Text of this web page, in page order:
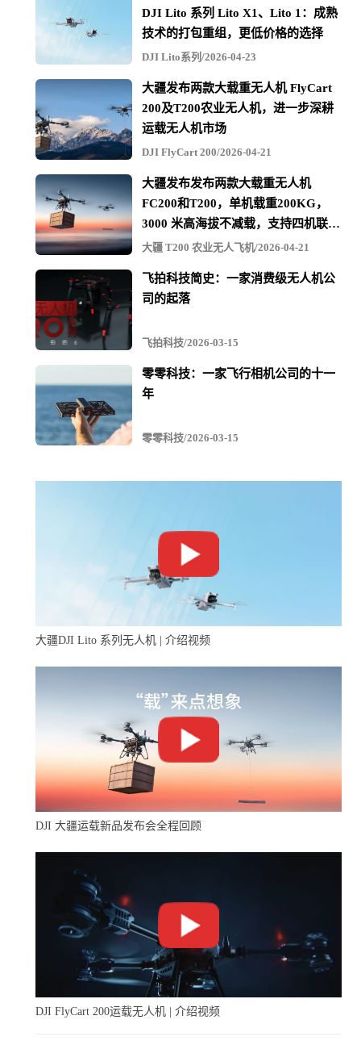
行隔离措施，将为无人机安装喊话器配合巡逻，而无人机
的使用最终可能在帮助抗击新冠病毒中发挥至关重要的作
遍使用无人机进行巡逻，制止人群聚集，甚至开始尝试使
用无人机进行喷洒消毒作业。
DJI Lito 系列 Lito X1、Lito 1：成熟
技术的打包重组，更低价格的选择
DJI Lito系列/2026-04-23
大疆发布两款大载重无人机 FlyCart
200及T200农业无人机，进一步深耕
运载无人机市场
DJI FlyCart 200/2026-04-21
大疆发布发布两款大载重无人机
FC200和T200，单机载重200KG，
3000 米高海拔不减载，支持四机联吊
最多600KG
大疆 T200 农业无人飞机/2026-04-21
飞拍科技简史：一家消费级无人机公
司的起落
飞拍科技/2026-03-15
零零科技：一家飞行相机公司的十一
年
零零科技/2026-03-15
大疆DJI Lito 系列无人机 | 介绍视频
DJI 大疆运载新品发布会全程回顾
DJI FlyCart 200运载无人机 | 介绍视频